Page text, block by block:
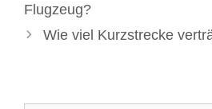
Flugzeug?
Wie viel Kurzstrecke